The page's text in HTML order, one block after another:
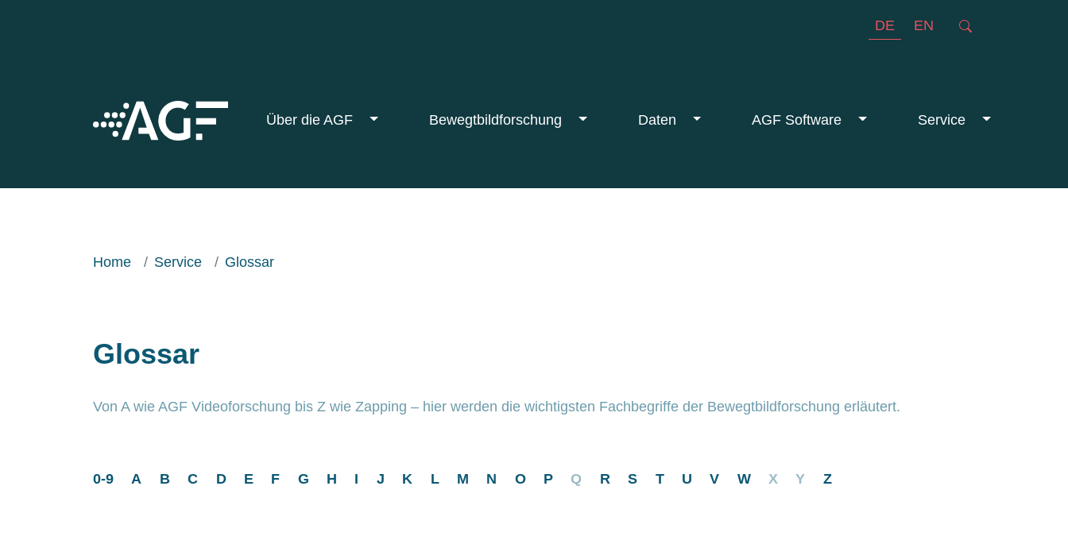
DE EN
Über die AGF Bewegtbildforschung Daten AGF Software Service
Home Service Glossar
Glossar
Von A wie AGF Videoforschung bis Z wie Zapping – hier werden die wichtigsten Fachbegriffe der Bewegtbildforschung erläutert.
0-9 A B C D E F G H I J K L M N O P Q R S T U V W X Y Z